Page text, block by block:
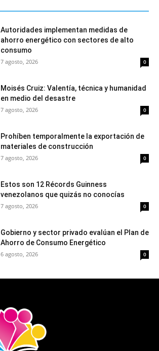
Autoridades implementan medidas de
ahorro energético con sectores de alto
consumo
7 agosto, 2026 0
Moisés Cruiz: Valentía, técnica y humanidad
en medio del desastre
7 agosto, 2026 0
Prohíben temporalmente la exportación de
materiales de construcción
7 agosto, 2026 0
Estos son 12 Récords Guinness
venezolanos que quizás no conocías
7 agosto, 2026 0
Gobierno y sector privado evalúan el Plan de
Ahorro de Consumo Energético
6 agosto, 2026 0